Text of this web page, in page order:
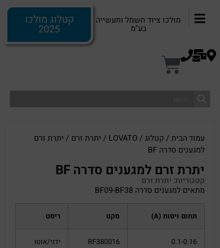
מולכו ציוד חשמל ותעשייה
בע"מ
קטלוג מולכו
2025
עמוד הבית / קטלוג /
LOVATO
/ יתרת זרם / יתרת זרם
למגענים סדרה BF
יתרת זרם למגענים סדרה BF
קטגוריות: יתרת זרם
מתאים למגענים סדרה BF09-BF38
תחום ויסות (A
) מקט ריסט
0.1-0.16
RF380016 ידני/אוטו